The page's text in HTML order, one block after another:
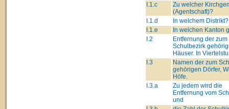
I.1.c
Zu welcher
(Agentschaft)?
I.1.d
In welchem Distrikt?
I.1.e
In welchen Kanton
I.2
Entfernung der zum
Schulbezirk
Häuser. In
I.3
Namen der zum
gehörigen Dörfer,
Höfe.
I.3.a
Zu jedem wird die
Entfernung vom
und